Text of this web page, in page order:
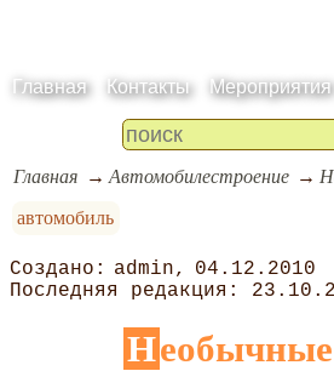
Главная Контакты Мероприятия
Главная Автомобилестроение
автомобиль
admin
04.12.2010